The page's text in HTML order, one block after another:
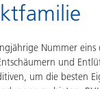
Nummer
und
um die besten